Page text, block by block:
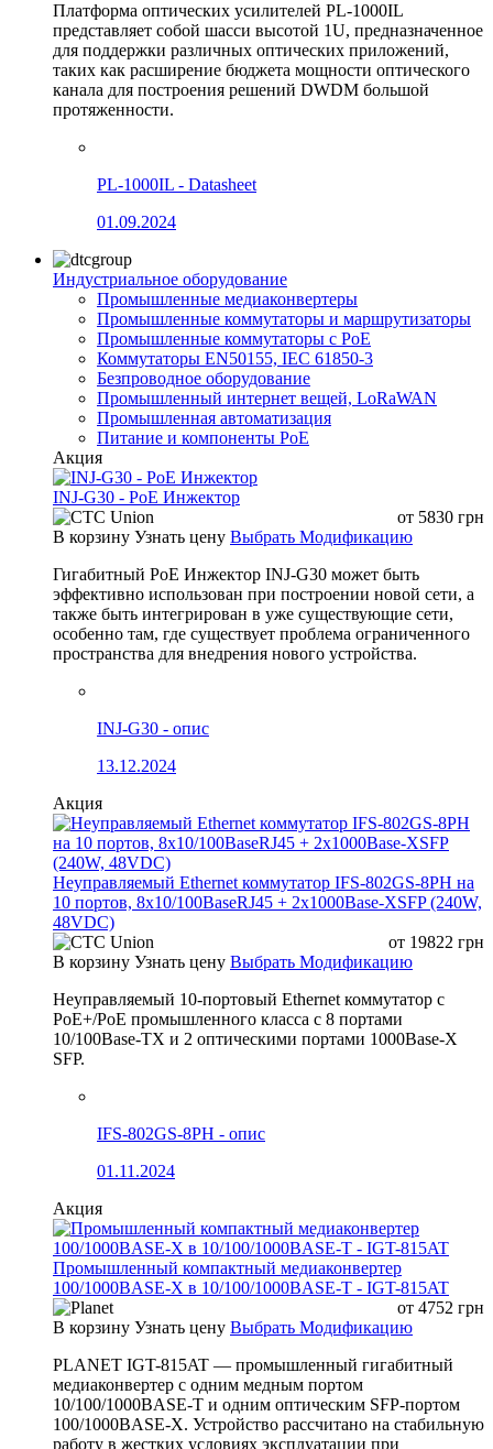
Платформа оптических усилителей PL-1000IL
представляет собой шасси высотой 1U, предназначенное
для поддержки различных оптических приложений,
таких как расширение бюджета мощности оптического
канала для построения решений DWDM большой
протяженности.
PL-1000IL - Datasheet
01.09.2024
Индустриальное оборудование
Промышленные медиаконвертеры
Промышленные коммутаторы и маршрутизаторы
Промышленные коммутаторы с PoE
Коммутаторы EN50155, IEC 61850-3
Безпроводное оборудование
Промышленный интернет вещей, LoRaWAN
Промышленная автоматизация
Питание и компоненты PoE
Акция
INJ-G30 - PoE Инжектор
от 5830 грн
В корзину Узнать цену Выбрать Модификацию
Гигабитный PoE Инжектор INJ-G30 может быть
эффективно использован при построении новой сети, а
также быть интегрирован в уже существующие сети,
особенно там, где существует проблема ограниченного
пространства для внедрения нового устройства.
INJ-G30 - опис
13.12.2024
Акция
Неуправляемый Ethernet коммутатор IFS-802GS-8PH на
10 портов, 8x10/100BaseRJ45 + 2x1000Base-XSFP (240W,
48VDC)
от 19822 грн
В корзину Узнать цену Выбрать Модификацию
Неуправляемый 10-портовый Ethernet коммутатор с
PoE+/PoE промышленного класса с 8 портами
10/100Base-TX и 2 оптическими портами 1000Base-X
SFP.
IFS-802GS-8PH - опис
01.11.2024
Акция
Промышленный компактный медиаконвертер
100/1000BASE-X в 10/100/1000BASE-T - IGT-815AT
от 4752 грн
В корзину Узнать цену Выбрать Модификацию
PLANET IGT-815AT — промышленный гигабитный
медиаконвертер с одним медным портом
10/100/1000BASE-T и одним оптическим SFP-портом
100/1000BASE-X. Устройство рассчитано на стабильную
работу в жестких условиях эксплуатации при